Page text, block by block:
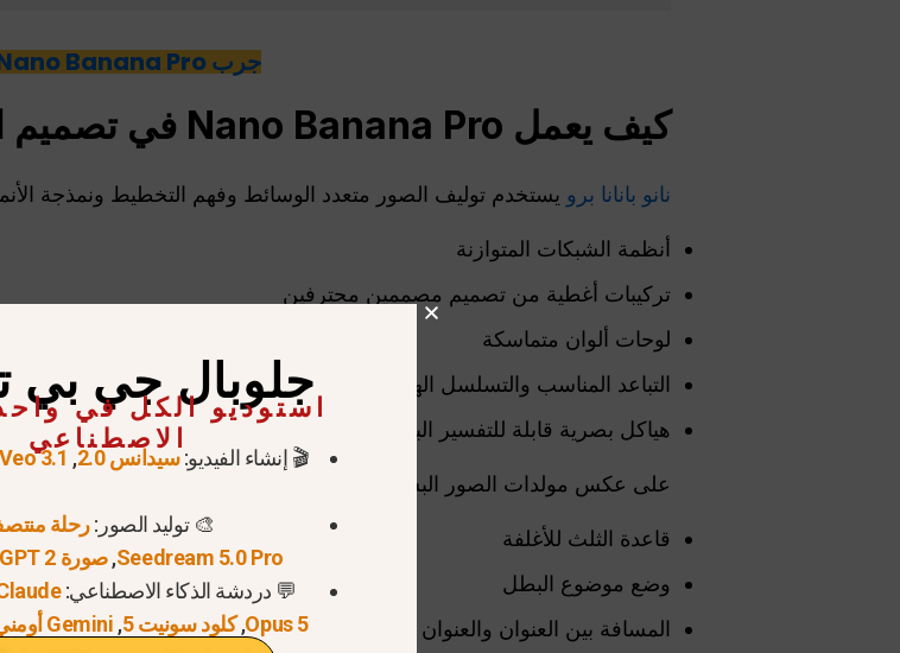
جرب Nano Banana Pro الآن!
كيف يعمل Nano Banana Pro في تصميم المقالات التحريرية
نانو بانانا برو يستخدم توليف الصور متعدد الوسائط وفهم التخطيط ونمذجة
أنظمة الشبكات المتوازنة
تركيبات أغطية من تصميم مصممين محترفين
لوحات ألوان متماسكة
التباعد المناسب والتسلسل الهرمي
هياكل بصرية قابلة للتفسير البشري
على عكس مولدات الصور البسيطة، فإنه يفهم
قاعدة الثلث للأغلفة
وضع موضوع البطل
المسافة بين العنوان والعنوان الفرعي
جلوبال جي بي
استوديو الكل في
الاصطناعي
🎬 إنشاء الفيديو:سيدانس 2.0 ,
3.1
🎨 توليد الصور:رحلة
Seedream 5.0 Pro
,صورة GPT 2
💬 دردشة الذكاء الاصطناعي:
Opus 5
,كلود سونيت 5 , Gemini أومني